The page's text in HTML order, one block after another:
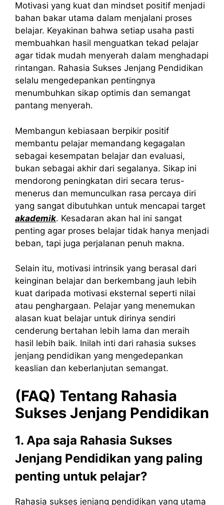
Motivasi yang kuat dan mindset positif menjadi
bahan bakar utama dalam menjalani proses
belajar. Keyakinan bahwa setiap usaha pasti
membuahkan hasil menguatkan tekad pelajar
agar tidak mudah menyerah dalam menghadapi
rintangan. Rahasia Sukses Jenjang Pendidikan
selalu mengedepankan pentingnya
menumbuhkan sikap optimis dan semangat
pantang menyerah.
Membangun kebiasaan berpikir positif
membantu pelajar memandang kegagalan
sebagai kesempatan belajar dan evaluasi,
bukan sebagai akhir dari segalanya. Sikap ini
mendorong peningkatan diri secara terus-
menerus dan memunculkan rasa percaya diri
yang sangat dibutuhkan untuk mencapai target
akademik. Kesadaran akan hal ini sangat
penting agar proses belajar tidak hanya menjadi
beban, tapi juga perjalanan penuh makna.
Selain itu, motivasi intrinsik yang berasal dari
keinginan belajar dan berkembang jauh lebih
kuat daripada motivasi eksternal seperti nilai
atau penghargaan. Pelajar yang menemukan
alasan kuat belajar untuk dirinya sendiri
cenderung bertahan lebih lama dan meraih
hasil lebih baik. Inilah inti dari rahasia sukses
jenjang pendidikan yang mengedepankan
keaslian dan keberlanjutan semangat.
(FAQ) Tentang Rahasia
Sukses Jenjang Pendidikan
1. Apa saja Rahasia Sukses
Jenjang Pendidikan yang paling
penting untuk pelajar?
Rahasia sukses jenjang pendidikan yang utama